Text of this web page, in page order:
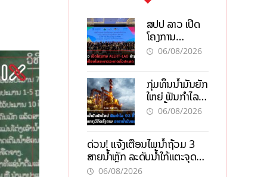
ສປປ ລາວ ເປີດ
ໂຄງການ
ALERT-LAO
ລະບາດທົ່ວ
ປະເທດ
06/08/2026
ກຸ່ມທຶນນ້ຳມັນຍັກ
ໃຫຍ່ ຟັນກຳໄລ
93 ຕື້ໂດລາ
ນໍ້າມັນແພງ
06/08/2026
ດ່ວນ! ແຈ້ງເຕືອນໄພນໍ້າຖ້ວມ 3
ສາຍນໍ້າຫຼັກ ລະດັບນໍ້າໃກ້ແຕະຈຸດ
ອັນຕະລາຍ
06/08/2026